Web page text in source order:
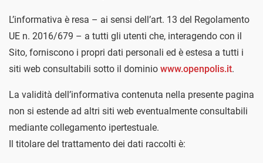
L’informativa è resa – ai sensi dell’art. 13 del Regolamento
UE n. 2016/679 – a tutti gli utenti che, interagendo con il
Sito, forniscono i propri dati personali ed è estesa a tutti i
siti web consultabili sotto il dominio www.openpolis.it.
La validità dell’informativa contenuta nella presente pagina
non si estende ad altri siti web eventualmente consultabili
mediante collegamento ipertestuale.
Il titolare del trattamento dei dati raccolti è: